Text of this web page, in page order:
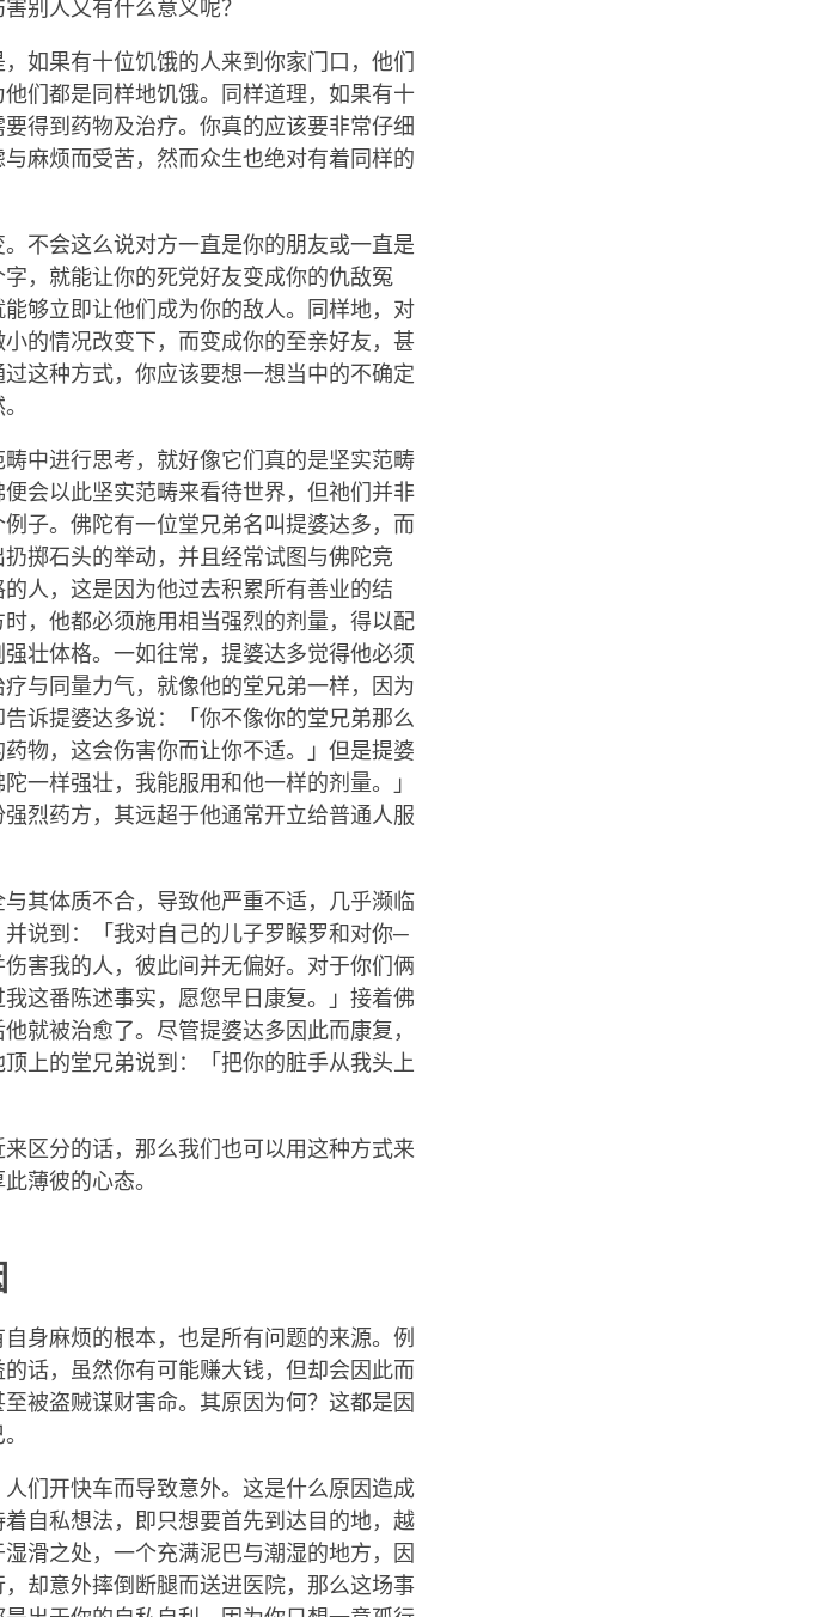
别人又有什么意义呢？
如果有十位饥饿的人来到你家门口，他们
们都是同样地饥饿。同样道理，如果有十
得到药物及治疗。你真的应该要非常仔细
麻烦而受苦，然而众生也绝对有着同样的
不会这么说对方一直是你的朋友或一直是
，就能让你的死党好友变成你的仇敌冤
够立即让他们成为你的敌人。同样地，对
的情况改变下，而变成你的至亲好友，甚
这种方式，你应该要想一想当中的不确定
中进行思考，就好像它们真的是坚实范畴
会以此坚实范畴来看待世界，但祂们并非
子。佛陀有一位堂兄弟名叫提婆达多，而
掷石头的举动，并且经常试图与佛陀竞
人，这是因为他过去积累所有善业的结
，他都必须施用相当强烈的剂量，得以配
壮体格。一如往常，提婆达多觉得他必须
与同量力气，就像他的堂兄弟一样，因为
诉提婆达多说：「你不像你的堂兄弟那么
物，这会伤害你而让你不适。」但是提婆
一样强壮，我能服用和他一样的剂量。」
烈药方，其远超于他通常开立给普通人服
其体质不合，导致他严重不适，几乎濒临
说到：「我对自己的儿子罗睺罗和对你─
害我的人，彼此间并无偏好。对于你们俩
这番陈述事实，愿您早日康复。」接着佛
就被治愈了。尽管提婆达多因此而康复，
上的堂兄弟说到：「把你的脏手从我头上
区分的话，那么我们也可以用这种方式来
薄彼的心态。
身麻烦的根本，也是所有问题的来源。例
话，虽然你有可能赚大钱，但却会因此而
被盗贼谋财害命。其原因为何？这都是因
们开快车而导致意外。这是什么原因造成
自私想法，即只想要首先到达目的地，越
滑之处，一个充满泥巴与潮湿的地方，因
却意外摔倒断腿而送进医院，那么这场事